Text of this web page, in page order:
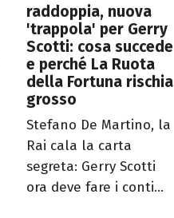
raddoppia, nuova
'trappola' per Gerry
Scotti: cosa succede
e perché La Ruota
della Fortuna rischia
grosso
Stefano De Martino, la
Rai cala la carta
segreta: Gerry Scotti
ora deve fare i conti...